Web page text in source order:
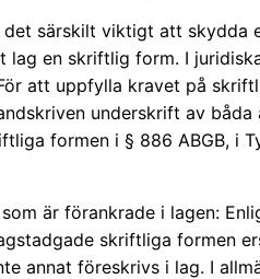
särskilt viktigt att skydda
lag en skriftlig form. I
att uppfylla kravet på
underskrift av båda
formen i § 886 ABGB, i
är förankrade i lagen:
skriftliga formen
annat föreskrivs i lag. I